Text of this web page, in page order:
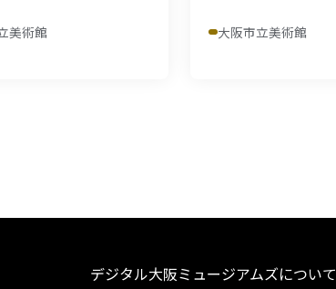
美術館 大阪市立美術館
デジタル大阪ミュージアムズについて